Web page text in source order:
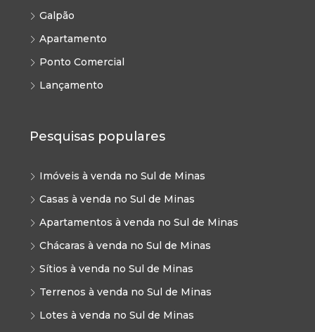
Galpão
Apartamento
Ponto Comercial
Lançamento
Pesquisas populares
Imóveis à venda no Sul de Minas
Casas à venda no Sul de Minas
Apartamentos à venda no Sul de Minas
Chácaras à venda no Sul de Minas
Sítios à venda no Sul de Minas
Terrenos à venda no Sul de Minas
Lotes à venda no Sul de Minas